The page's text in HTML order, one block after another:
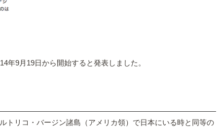
年9月19日から開始すると発表しました。
トリコ・バージン諸島（アメリカ領）で日本にいる時と同等の